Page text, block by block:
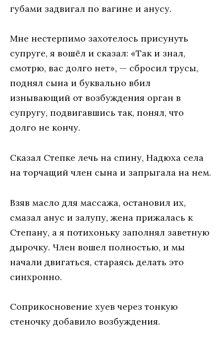
губами задвигал по вагине и анусу.
Мне нестерпимо захотелось присунуть
супруге, я вошёл и сказал: «Так и знал,
смотрю, вас долго нет», — сбросил трусы,
поднял сына и буквально вбил
изнывающий от возбуждения орган в
супругу, подвигавшись так, понял, что
долго не кончу.
Сказал Степке лечь на спину, Надюха села
на торчащий член сына и запрыгала на нем.
Взяв масло для массажа, остановил их,
смазал анус и залупу, жена прижалась к
Степану, а я потихоньку заполнял заветную
дырочку. Член вошел полностью, и мы
начали двигаться, стараясь делать это
синхронно.
Соприкосновение хуев через тонкую
стеночку добавило возбуждения.